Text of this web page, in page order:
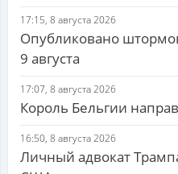
17:15, 8 августа 2026
Опубликовано
9 августа
17:07, 8 августа 2026
Король Бельгии
16:50, 8 августа 2026
Личный адвокат